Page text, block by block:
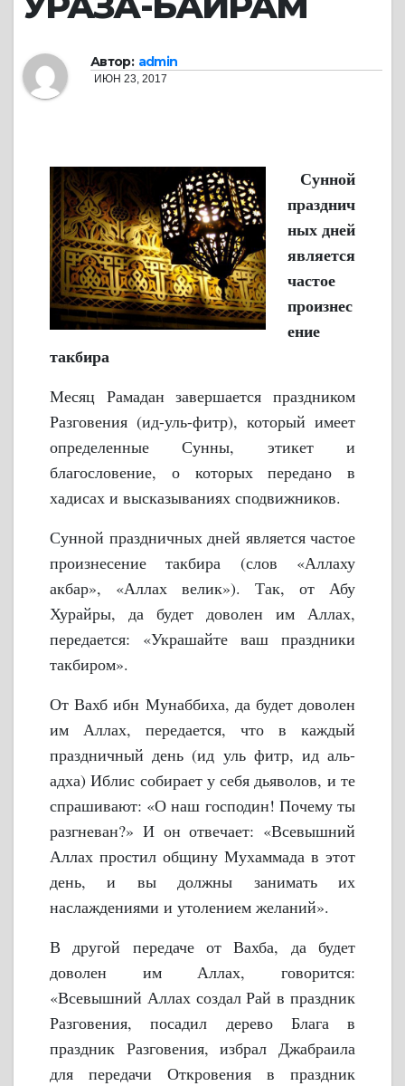
Автор: admin
ИЮН 23, 2017
Сунной
празднич
ных дней
является
частое
произнес
ение
такбира
Месяц Рамадан завершается праздником
Разговения (ид-уль-фитр), который имеет
определенные Сунны, этикет и
благословение, о которых передано в
хадисах и высказываниях сподвижников.
Сунной праздничных дней является частое
произнесение такбира (слов «Аллаху
акбар», «Аллах велик»). Так, от Абу
Хурайры, да будет доволен им Аллах,
передается: «Украшайте ваш праздники
такбиром».
От Вахб ибн Мунаббиха, да будет доволен
им Аллах, передается, что в каждый
праздничный день (ид уль фитр, ид аль-
адха) Иблис собирает у себя дьяволов, и те
спрашивают: «О наш господин! Почему ты
разгневан?» И он отвечает: «Всевышний
Аллах простил общину Мухаммада в этот
день, и вы должны занимать их
наслаждениями и утолением желаний».
В другой передаче от Вахба, да будет
доволен им Аллах, говорится:
«Всевышний Аллах создал Рай в праздник
Разговения, посадил дерево Блага в
праздник Разговения, избрал Джабраила
для передачи Откровения в праздник